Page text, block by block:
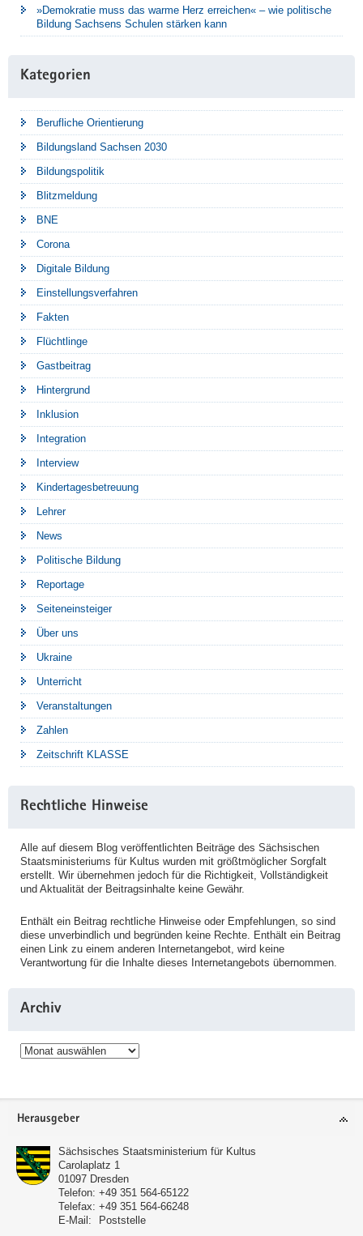
»Demokratie muss das warme Herz erreichen« – wie politische
Bildung Sachsens Schulen stärken kann
Kategorien
Berufliche Orientierung
Bildungsland Sachsen 2030
Bildungspolitik
Blitzmeldung
BNE
Corona
Digitale Bildung
Einstellungsverfahren
Fakten
Flüchtlinge
Gastbeitrag
Hintergrund
Inklusion
Integration
Interview
Kindertagesbetreuung
Lehrer
News
Politische Bildung
Reportage
Seiteneinsteiger
Über uns
Ukraine
Unterricht
Veranstaltungen
Zahlen
Zeitschrift KLASSE
Rechtliche Hinweise
Alle auf diesem Blog veröffentlichten Beiträge des Sächsischen
Staatsministeriums für Kultus wurden mit größtmöglicher Sorgfalt
erstellt. Wir übernehmen jedoch für die Richtigkeit, Vollständigkeit
und Aktualität der Beitragsinhalte keine Gewähr.
Enthält ein Beitrag rechtliche Hinweise oder Empfehlungen, so sind
diese unverbindlich und begründen keine Rechte. Enthält ein Beitrag
einen Link zu einem anderen Internetangebot, wird keine
Verantwortung für die Inhalte dieses Internetangebots übernommen.
Archiv
Archiv
Service
Herausgeber
Sächsisches Staatsministerium für Kultus
Carolaplatz 1
01097 Dresden
Telefon: +49 351 564-65122
Telefax: +49 351 564-66248
E-Mail:
Poststelle